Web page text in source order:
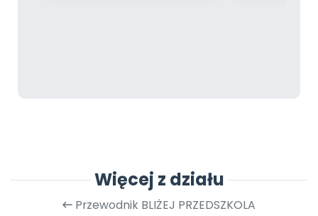
Więcej z działu
Przewodnik BLIŻEJ PRZEDSZKOLA